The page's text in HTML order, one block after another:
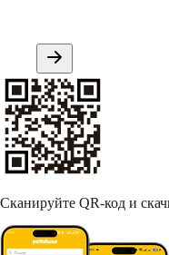
Сканируйте QR-код и